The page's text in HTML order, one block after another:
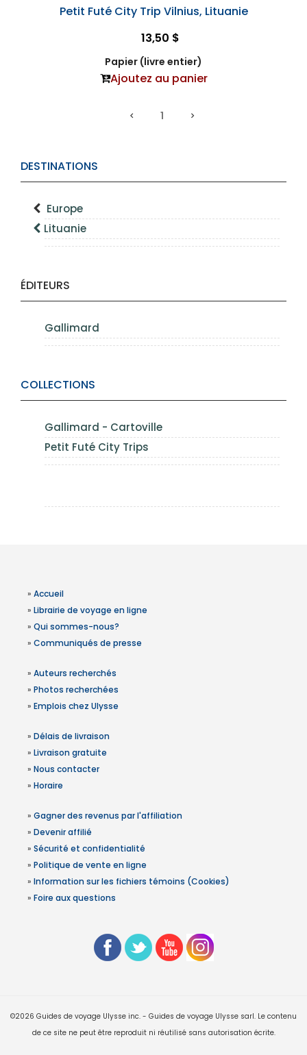
DESTINATIONS
Europe
Lituanie
ÉDITEURS
Gallimard
COLLECTIONS
Gallimard - Cartoville
Petit Futé City Trips
Petit Futé City Trip Vilnius, Lituanie
13,50 $
Papier (livre entier)
Ajoutez au panier
1
» Accueil
» Librairie de voyage en ligne
» Qui sommes-nous?
» Communiqués de presse
» Auteurs recherchés
» Photos recherchées
» Emplois chez Ulysse
» Délais de livraison
» Livraison gratuite
» Nous contacter
» Horaire
» Gagner des revenus par l'affiliation
» Devenir affilié
» Sécurité et confidentialité
» Politique de vente en ligne
» Information sur les fichiers témoins (Cookies)
» Foire aux questions
©2026 Guides de voyage Ulysse inc. - Guides de voyage Ulysse sarl. Le contenu
de ce site ne peut être reproduit ni réutilisé sans autorisation écrite.